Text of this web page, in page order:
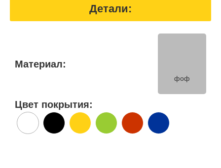
Детали:
Материал:
фоф
Цвет покрытия: